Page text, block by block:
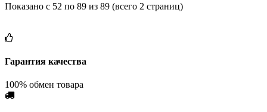
Показано с 52 по 89 из 89 (всего 2 страниц)
Гарантия качества
100% обмен товара